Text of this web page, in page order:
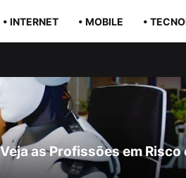
• INTERNET • MOBILE •
as Profissões em Risco